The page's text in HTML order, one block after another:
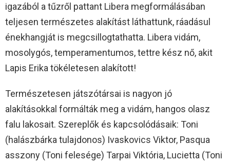
igazából a tűzről pattant Libera megformálásában
teljesen természetes alakítást láthattunk, ráadásul
énekhangját is megcsillogtathatta. Libera vidám,
mosolygós, temperamentumos, tettre kész nő, akit
Lapis Erika tökéletesen alakított!
Természetesen játszótársai is nagyon jó
alakításokkal formálták meg a vidám, hangos olasz
falu lakosait. Szereplők és kapcsolódásaik: Toni
(halászbárka tulajdonos) Ivaskovics Viktor, Pasqua
asszony (Toni felesége) Tarpai Viktória, Lucietta (Toni